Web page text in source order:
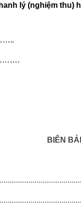
lý (nghiệm thu)
BIÊN